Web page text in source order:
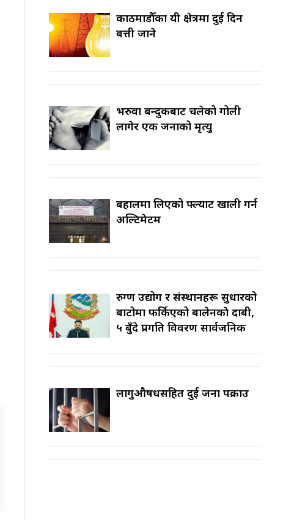
काठमाडौँका यी क्षेत्रमा दुई दिन
बत्ती जाने
भरुवा बन्दुकबाट चलेको गोली
लागेर एक जनाको मृत्यु
बहालमा लिएको फ्ल्याट खाली गर्न
अल्टिमेटम
रुग्ण उद्योग र संस्थानहरू सुधारको
बाटोमा फर्किएको बालेनकाे दाबी,
५ बुँदे प्रगति विवरण सार्वजनिक
लागुऔषधसहित दुई जना पक्राउ